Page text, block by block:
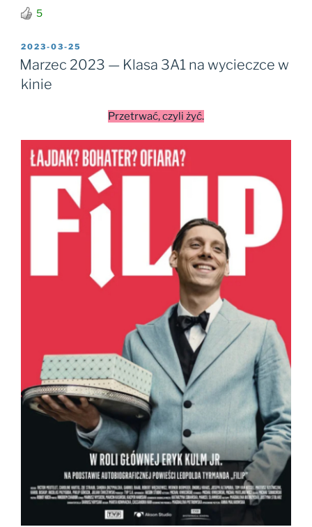
5
OPUBLIKOWANE
W
2023-03-25
Marzec 2023 — Klasa 3A1 na wycieczce w
kinie
Przetrwać, czyli żyć.